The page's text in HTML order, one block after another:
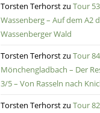
Torsten TerhorstzuTour
Wassenberg – Auf dem A2
Wassenberger Wald
Torsten TerhorstzuTour
Mönchengladbach – Der
3/5 – Von Rasseln nach
Torsten TerhorstzuTour